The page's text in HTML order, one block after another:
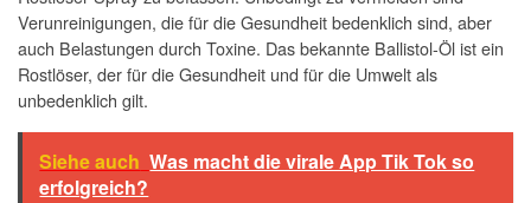
Verunreinigungen, die für die Gesundheit bedenklich sind, aber
auch Belastungen durch Toxine. Das bekannte Ballistol-Öl ist ein
Rostlöser, der für die Gesundheit und für die Umwelt als
unbedenklich gilt.
Siehe auch Was macht die virale App Tik Tok so
erfolgreich?